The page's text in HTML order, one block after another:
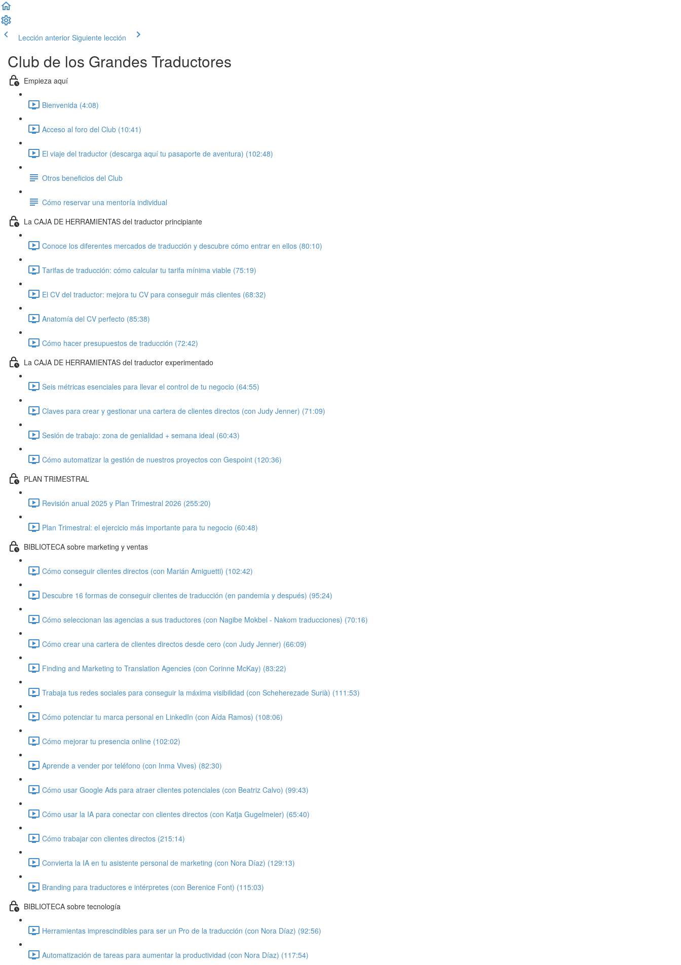
Lección anterior Siguiente lección
Club de los Grandes Traductores
Empieza aquí
Bienvenida (4:08)
Acceso al foro del Club (10:41)
El viaje del traductor (descarga aquí tu pasaporte de aventura) (102:48)
Otros beneficios del Club
Cómo reservar una mentoría individual
La CAJA DE HERRAMIENTAS del traductor principiante
Conoce los diferentes mercados de traducción y descubre cómo entrar en ellos (80:10)
Tarifas de traducción: cómo calcular tu tarifa mínima viable (75:19)
El CV del traductor: mejora tu CV para conseguir más clientes (68:32)
Anatomía del CV perfecto (85:38)
Cómo hacer presupuestos de traducción (72:42)
La CAJA DE HERRAMIENTAS del traductor experimentado
Seis métricas esenciales para llevar el control de tu negocio (64:55)
Claves para crear y gestionar una cartera de clientes directos (con Judy Jenner) (71:09)
Sesión de trabajo: zona de genialidad + semana ideal (60:43)
Cómo automatizar la gestión de nuestros proyectos con Gespoint (120:36)
PLAN TRIMESTRAL
Revisión anual 2025 y Plan Trimestral 2026 (255:20)
Plan Trimestral: el ejercicio más importante para tu negocio (60:48)
BIBLIOTECA sobre marketing y ventas
Cómo conseguir clientes directos (con Marián Amiguetti) (102:42)
Descubre 16 formas de conseguir clientes de traducción (en pandemia y después) (95:24)
Cómo seleccionan las agencias a sus traductores (con Nagibe Mokbel - Nakom traducciones) (70:16)
Cómo crear una cartera de clientes directos desde cero (con Judy Jenner) (66:09)
Finding and Marketing to Translation Agencies (con Corinne McKay) (83:22)
Trabaja tus redes sociales para conseguir la máxima visibilidad (con Scheherezade Surià) (111:53)
Cómo potenciar tu marca personal en LinkedIn (con Aída Ramos) (108:06)
Cómo mejorar tu presencia online (102:02)
Aprende a vender por teléfono (con Inma Vives) (82:30)
Cómo usar Google Ads para atraer clientes potenciales (con Beatriz Calvo) (99:43)
Cómo usar la IA para conectar con clientes directos (con Katja Gugelmeier) (65:40)
Cómo trabajar con clientes directos (215:14)
Convierta la IA en tu asistente personal de marketing (con Nora Díaz) (129:13)
Branding para traductores e intérpretes (con Berenice Font) (115:03)
BIBLIOTECA sobre tecnología
Herramientas imprescindibles para ser un Pro de la traducción (con Nora Díaz) (92:56)
Automatización de tareas para aumentar la productividad (con Nora Díaz) (117:54)